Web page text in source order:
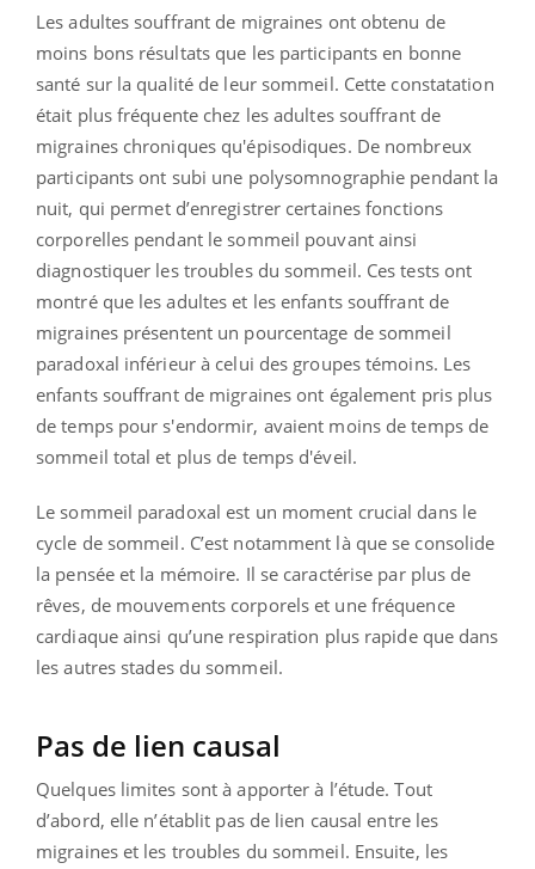
Les adultes souffrant de migraines ont obtenu de
moins bons résultats que les participants en bonne
santé sur la qualité de leur sommeil. Cette constatation
était plus fréquente chez les adultes souffrant de
migraines chroniques qu'épisodiques. De nombreux
participants ont subi une polysomnographie pendant la
nuit, qui permet d’enregistrer certaines fonctions
corporelles pendant le sommeil pouvant ainsi
diagnostiquer les troubles du sommeil. Ces tests ont
montré que les adultes et les enfants souffrant de
migraines présentent un pourcentage de sommeil
paradoxal inférieur à celui des groupes témoins. Les
enfants souffrant de migraines ont également pris plus
de temps pour s'endormir, avaient moins de temps de
sommeil total et plus de temps d'éveil.
Le sommeil paradoxal est un moment crucial dans le
cycle de sommeil. C’est notamment là que se consolide
la pensée et la mémoire. Il se caractérise par plus de
rêves, de mouvements corporels et une fréquence
cardiaque ainsi qu’une respiration plus rapide que dans
les autres stades du sommeil.
Pas de lien causal
Quelques limites sont à apporter à l’étude. Tout
d’abord, elle n’établit pas de lien causal entre les
migraines et les troubles du sommeil. Ensuite, les